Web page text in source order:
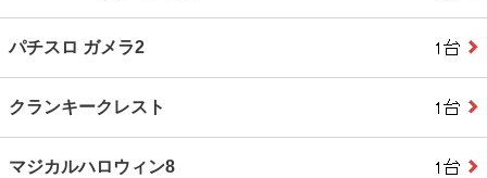
パチスロ ガメラ2
クランキークレスト
マジカルハロウィン8